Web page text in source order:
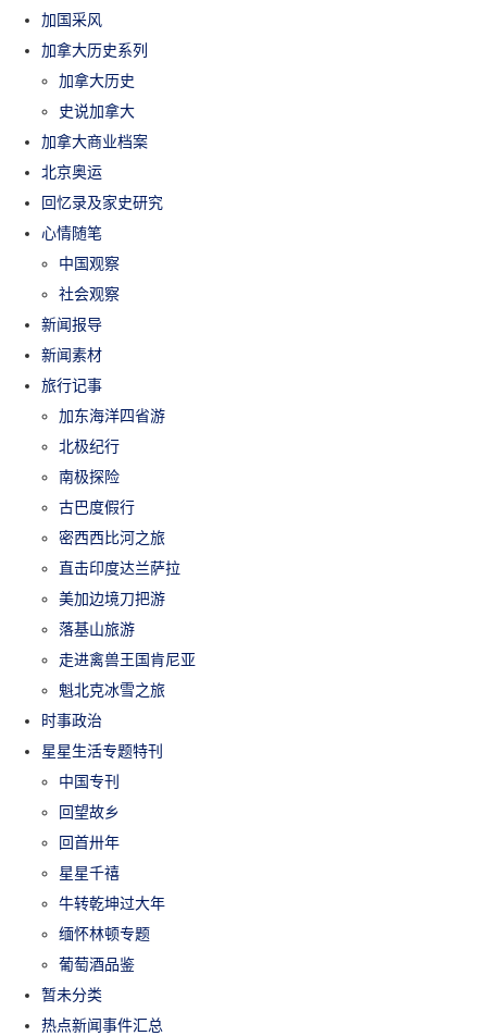
加国采风
加拿大历史系列
加拿大历史
史说加拿大
加拿大商业档案
北京奥运
回忆录及家史研究
心情随笔
中国观察
社会观察
新闻报导
新闻素材
旅行记事
加东海洋四省游
北极纪行
南极探险
古巴度假行
密西西比河之旅
直击印度达兰萨拉
美加边境刀把游
落基山旅游
走进禽兽王国肯尼亚
魁北克冰雪之旅
时事政治
星星生活专题特刊
中国专刊
回望故乡
回首卅年
星星千禧
牛转乾坤过大年
缅怀林顿专题
葡萄酒品鉴
暂未分类
热点新闻事件汇总